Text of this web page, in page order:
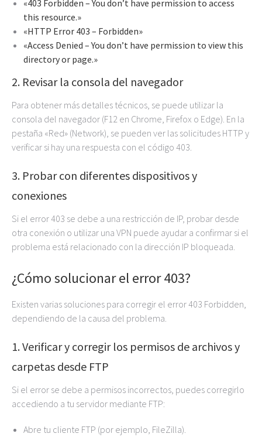
«403 Forbidden – You don’t have permission to access
this resource.»
«HTTP Error 403 – Forbidden»
«Access Denied – You don’t have permission to view this
directory or page.»
2. Revisar la consola del navegador
Para obtener más detalles técnicos, se puede utilizar la
consola del navegador (F12 en Chrome, Firefox o Edge). En la
pestaña «Red» (Network), se pueden ver las solicitudes HTTP y
verificar si hay una respuesta con el código 403.
3. Probar con diferentes dispositivos y
conexiones
Si el error 403 se debe a una restricción de IP, probar desde
otra conexión o utilizar una VPN puede ayudar a confirmar si el
problema está relacionado con la dirección IP bloqueada.
¿Cómo solucionar el error 403?
Existen varias soluciones para corregir el error 403 Forbidden,
dependiendo de la causa del problema.
1. Verificar y corregir los permisos de archivos y
carpetas desde FTP
Si el error se debe a permisos incorrectos, puedes corregirlo
accediendo a tu servidor mediante FTP:
Abre tu cliente FTP (por ejemplo, FileZilla).